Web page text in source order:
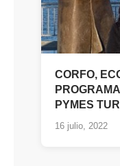
CORFO,
PYMES
16 julio, 2022